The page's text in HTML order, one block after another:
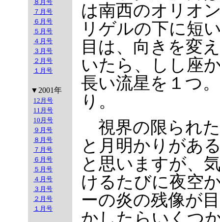
８月号
７月号
６月号
５月号
４月号
３月号
２月号
１月号
▼2001年
12月号
11月号
10月号
９月号
８月号
７月号
６月号
５月号
４月号
３月号
２月号
１月号
は南西のオリオ
リゲルの下に短
目は、向きを変
いたら、しし座
長い流星を１つ
り。
視界の限られ
と月明かりがあ
と思いますが、
けるたびに夜空
ーの炎の残像が
かしたらいくつ